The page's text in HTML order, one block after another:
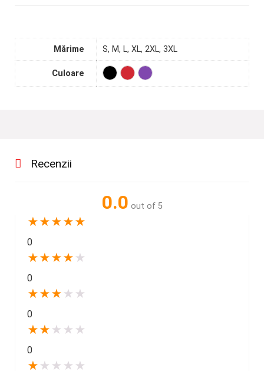
Mărime S, M, L, XL, 2XL, 3XL
Culoare
Recenzii
0.0 out of 5
★★★★★
0
★★★★ ★
0
★★★ ★ ★
0
★★ ★ ★ ★
0
★ ★ ★ ★ ★